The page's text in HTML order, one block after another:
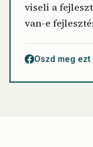
viseli a
van-e
Oszd meg